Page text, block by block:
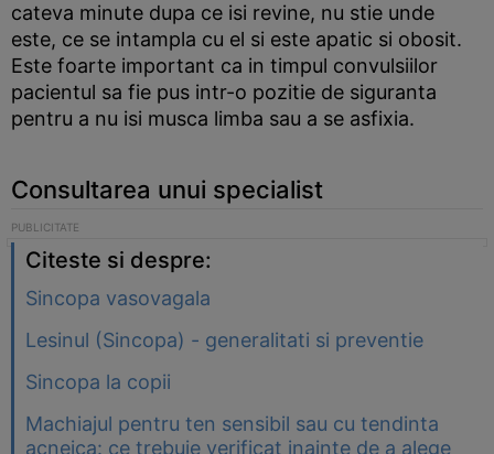
cateva minute dupa ce isi revine, nu stie unde
este, ce se intampla cu el si este apatic si obosit.
Este foarte important ca in timpul convulsiilor
pacientul sa fie pus intr-o pozitie de siguranta
pentru a nu isi musca limba sau a se asfixia.
Consultarea unui specialist
Citeste si despre:
Sincopa vasovagala
Lesinul (Sincopa) - generalitati si preventie
Sincopa la copii
Machiajul pentru ten sensibil sau cu tendinta
acneica: ce trebuie verificat inainte de a alege